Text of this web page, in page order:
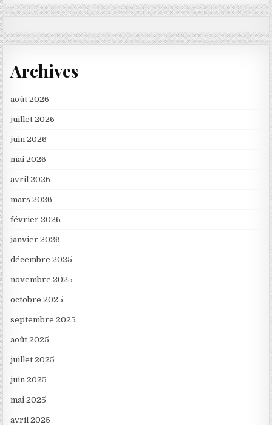
Archives
août 2026
juillet 2026
juin 2026
mai 2026
avril 2026
mars 2026
février 2026
janvier 2026
décembre 2025
novembre 2025
octobre 2025
septembre 2025
août 2025
juillet 2025
juin 2025
mai 2025
avril 2025